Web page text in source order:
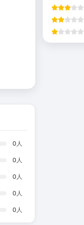
0 人
0 人
0 人
0 人
0 人